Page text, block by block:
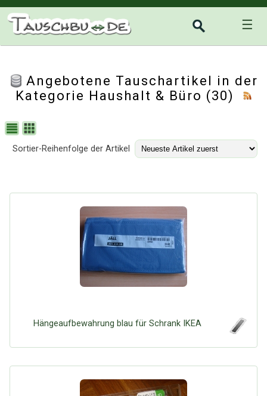
☰
Angebotene Tauschartikel in der
Kategorie Haushalt & Büro (30)
Sortier-Reihenfolge der Artikel
Hängeaufbewahrung blau für Schrank IKEA